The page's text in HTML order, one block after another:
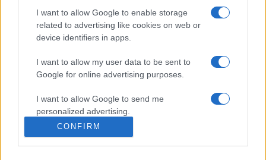
I want to allow Google to enable storage
related to advertising like cookies on web or
device identifiers in apps.
I want to allow my user data to be sent to
Google for online advertising purposes.
I want to allow Google to send me
personalized advertising.
I want to allow Google to enable storage
related to analytics like cookies on web or
CONFIRM
játszását, valamint 40 órányi stúdióidőt kap saját lemezének
elkészítéséhez és reklámozásához. A korábbi versenyek
nyertesei: a Peet Project, Rostás Regina és a Mizar
együttes.